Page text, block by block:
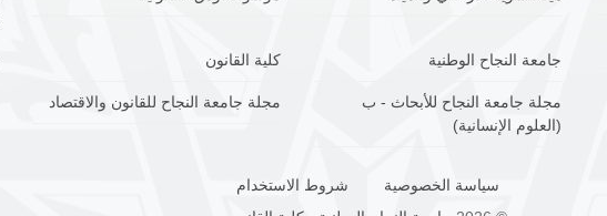
جامعة النجاح الوطنية كلية القانون
مجلة جامعة النجاح للأبحاث - ب
(العلوم الإنسانية)
مجلة جامعة النجاح للقانون والاقتصاد
سياسة الخصوصية
شروط الاستخدام